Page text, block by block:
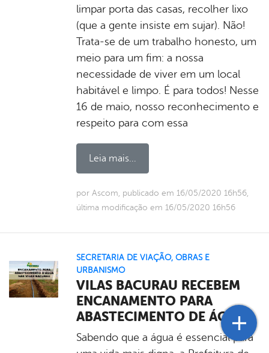
limpar porta das casas, recolher lixo
(que a gente insiste em sujar). Não!
Trata-se de um trabalho honesto, um
meio para um fim: a nossa
necessidade de viver em um local
habitável e limpo. É para todos! Nesse
16 de maio, nosso reconhecimento e
respeito para com essa
Leia mais...
por Ascom, publicado em 16/05/2020 16h56,
última modificação em 16/05/2020 16h56
SECRETARIA DE VIAÇÃO, OBRAS E
URBANISMO
VILAS BACURAU RECEBEM
ENCANAMENTO PARA
ABASTECIMENTO DE ÁGUA
Sabendo que a água é essencial para